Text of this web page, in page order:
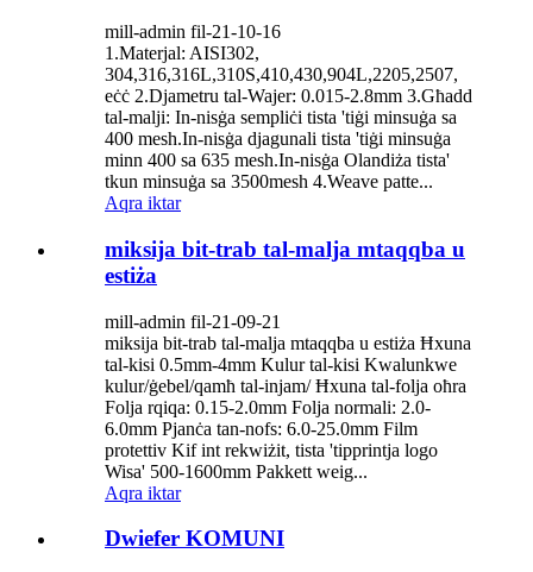
mill-admin fil-21-10-16
1.Materjal: AISI302,
304,316,316L,310S,410,430,904L,2205,2507,
eċċ 2.Djametru tal-Wajer: 0.015-2.8mm 3.Għadd
tal-malji: In-nisġa sempliċi tista 'tiġi minsuġa sa
400 mesh.In-nisġa djagunali tista 'tiġi minsuġa
minn 400 sa 635 mesh.In-nisġa Olandiża tista'
tkun minsuġa sa 3500mesh 4.Weave patte...
Aqra iktar
miksija bit-trab tal-malja mtaqqba u
estiża
mill-admin fil-21-09-21
miksija bit-trab tal-malja mtaqqba u estiża Ħxuna
tal-kisi 0.5mm-4mm Kulur tal-kisi Kwalunkwe
kulur/ġebel/qamħ tal-injam/ Ħxuna tal-folja oħra
Folja rqiqa: 0.15-2.0mm Folja normali: 2.0-
6.0mm Pjanċa tan-nofs: 6.0-25.0mm Film
protettiv Kif int rekwiżit, tista 'tipprintja logo
Wisa' 500-1600mm Pakkett weig...
Aqra iktar
Dwiefer KOMUNI